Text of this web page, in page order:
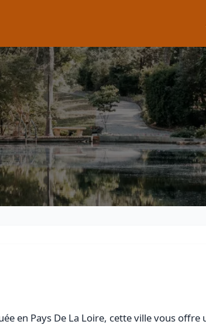
en Pays De La Loire, cette ville vous offre